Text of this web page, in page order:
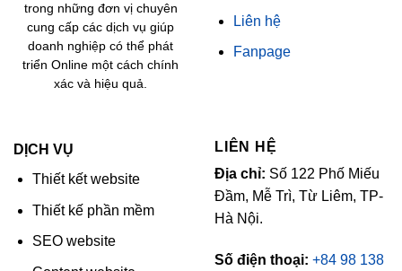
trong những đơn vị chuyên
cung cấp các dịch vụ giúp
doanh nghiệp có thể phát
triển Online một cách chính
xác và hiệu quả.
Liên hệ
Fanpage
DỊCH VỤ
Thiết kết website
Thiết kế phần mềm
SEO website
LIÊN HỆ
Địa chỉ: Số 122 Phố Miếu
Đầm, Mễ Trì, Từ Liêm, TP-
Hà Nội.
Số điện thoại: +84 98 138